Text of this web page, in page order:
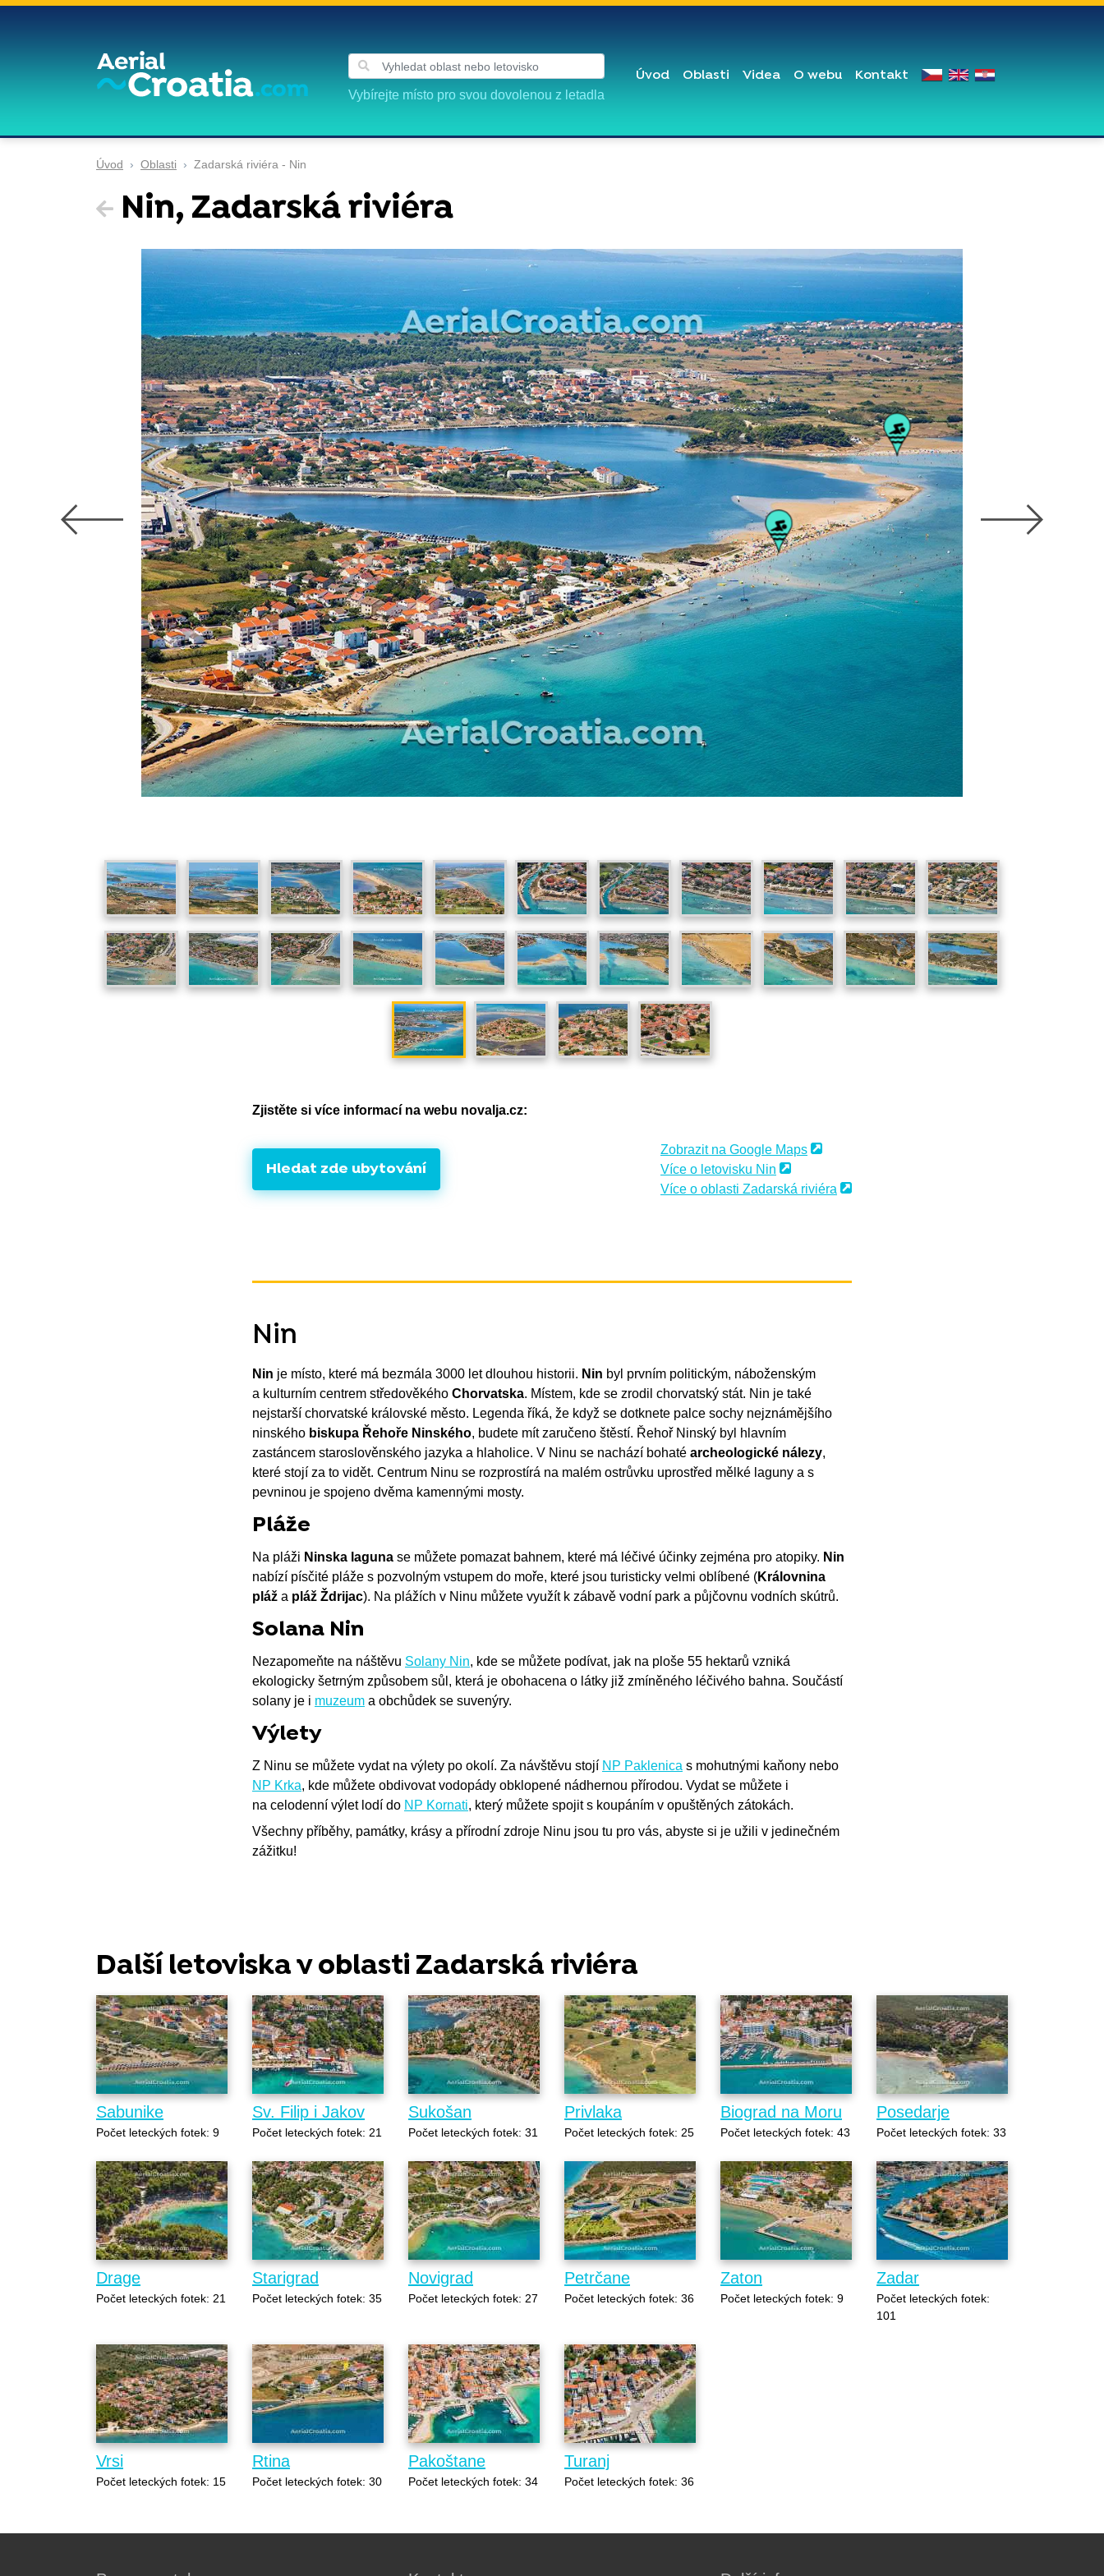
Vybírejte místo pro svou dovolenou z letadla
Úvod Oblasti Videa O webu Kontakt
Úvod Oblasti Zadarská riviéra - Nin
Nin, Zadarská riviéra
Zjistěte si více informací na webu novalja.cz:
Hledat zde ubytování
Zobrazit na Google Maps
Více o letovisku Nin
Více o oblasti Zadarská riviéra
Nin
Nin je místo, které má bezmála 3000 let dlouhou historii. Nin byl prvním politickým, náboženským
a kulturním centrem středověkého Chorvatska. Místem, kde se zrodil chorvatský stát. Nin je také
nejstarší chorvatské královské město. Legenda říká, že když se dotknete palce sochy nejznámějšího
ninského biskupa Řehoře Ninského, budete mít zaručeno štěstí. Řehoř Ninský byl hlavním
zastáncem staroslověnského jazyka a hlaholice. V Ninu se nachází bohaté archeologické nálezy,
které stojí za to vidět. Centrum Ninu se rozprostírá na malém ostrůvku uprostřed mělké laguny a s
pevninou je spojeno dvěma kamennými mosty.
Pláže
Na pláži Ninska laguna se můžete pomazat bahnem, které má léčivé účinky zejména pro atopiky. Nin
nabízí písčité pláže s pozvolným vstupem do moře, které jsou turisticky velmi oblíbené (Královnina
pláž a pláž Ždrijac). Na plážích v Ninu můžete využít k zábavě vodní park a půjčovnu vodních skútrů.
Solana Nin
Nezapomeňte na náštěvu Solany Nin, kde se můžete podívat, jak na ploše 55 hektarů vzniká
ekologicky šetrným způsobem sůl, která je obohacena o látky již zmíněného léčivého bahna. Součástí
solany je i muzeum a obchůdek se suvenýry.
Výlety
Z Ninu se můžete vydat na výlety po okolí. Za návštěvu stojí NP Paklenica s mohutnými kaňony nebo
NP Krka, kde můžete obdivovat vodopády obklopené nádhernou přírodou. Vydat se můžete i
na celodenní výlet lodí do NP Kornati, který můžete spojit s koupáním v opuštěných zátokách.
Všechny příběhy, památky, krásy a přírodní zdroje Ninu jsou tu pro vás, abyste si je užili v jedinečném
zážitku!
Další letoviska v oblasti Zadarská riviéra
Sabunike
Počet leteckých fotek: 9
Sv. Filip i Jakov
Počet leteckých fotek: 21
Sukošan
Počet leteckých fotek: 31
Privlaka
Počet leteckých fotek: 25
Biograd na Moru
Počet leteckých fotek: 43
Posedarje
Počet leteckých fotek: 33
Drage
Počet leteckých fotek: 21
Starigrad
Počet leteckých fotek: 35
Novigrad
Počet leteckých fotek: 27
Petrčane
Počet leteckých fotek: 36
Zaton
Počet leteckých fotek: 9
Zadar
Počet leteckých fotek:
101
Vrsi
Počet leteckých fotek: 15
Rtina
Počet leteckých fotek: 30
Pakoštane
Počet leteckých fotek: 34
Turanj
Počet leteckých fotek: 36